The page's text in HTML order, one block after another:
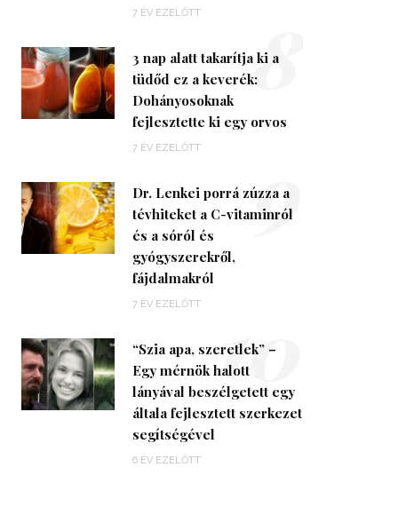
7 ÉV EZELŐTT
3 nap alatt takarítja ki a
tüdőd ez a keverék:
Dohányosoknak
fejlesztette ki egy orvos
7 ÉV EZELŐTT
8
Dr. Lenkei porrá zúzza a
tévhiteket a C-vitaminról
és a sóról és
gyógyszerekről,
fájdalmakról
7 ÉV EZELŐTT
9
“Szia apa, szeretlek” –
Egy mérnök halott
lányával beszélgetett egy
általa fejlesztett szerkezet
segítségével
6 ÉV EZELŐTT
10